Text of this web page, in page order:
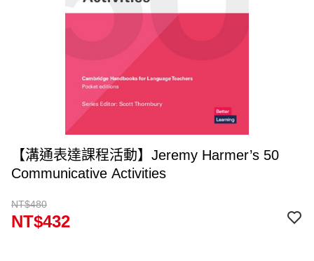
【溝通表達課程活動】Jeremy Harmer’s 50
Communicative Activities
NT$480
NT$432